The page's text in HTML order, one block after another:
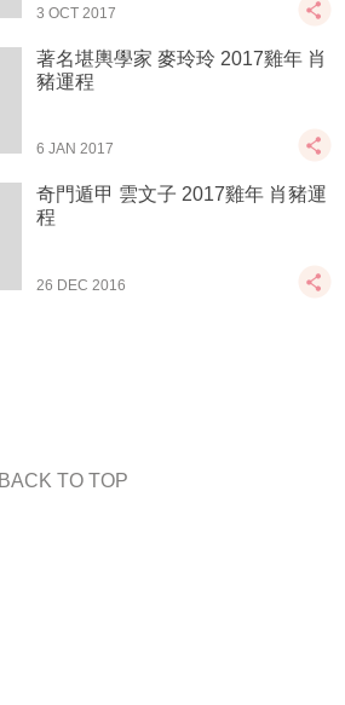
3 OCT 2017
著名堪輿學家 麥玲玲 2017雞年 肖
豬運程
6 JAN 2017
奇門遁甲 雲文子 2017雞年 肖豬運
程
26 DEC 2016
BACK TO TOP